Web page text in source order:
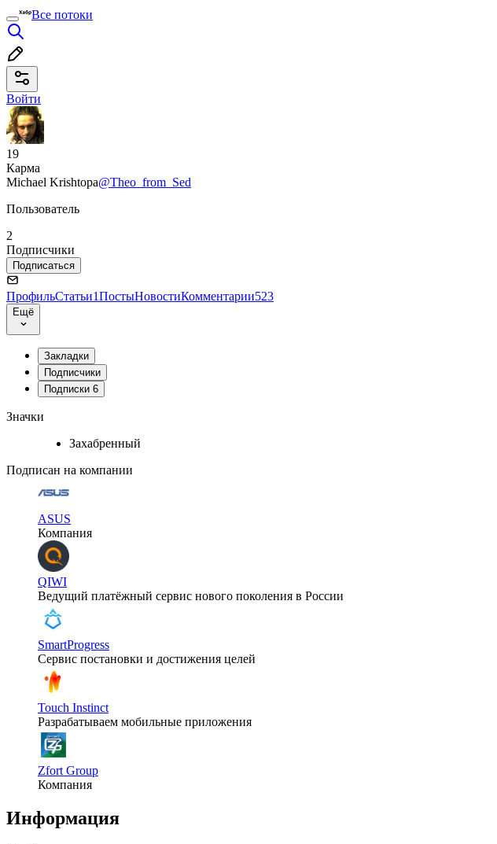
Все потоки
Войти
19
Карма
Michael Krishtopa@Theo_from_Sed
Пользователь
2
Подписчики
Подписаться
ПрофильСтатьи1ПостыНовостиКомментарии523
Ещё
Закладки
Подписчики
Подписки 6
Значки
Захабренный
Подписан на компании
ASUS
Компания
QIWI
Ведущий платёжный сервис нового поколения в России
SmartProgress
Сервис постановки и достижения целей
Touch Instinct
Разрабатываем мобильные приложения
Zfort Group
Компания
Информация